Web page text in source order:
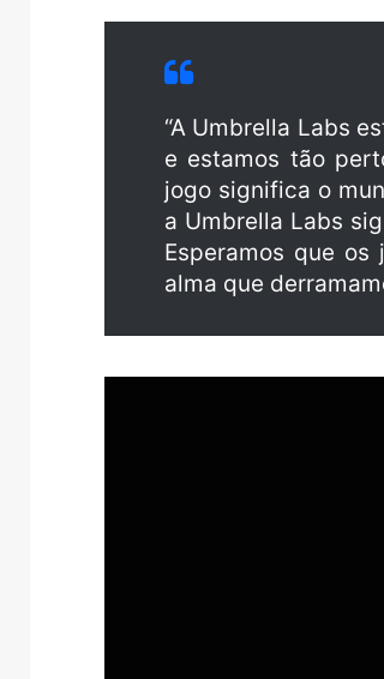
“A Umbrella Labs
e estamos tão
jogo significa o
a Umbrella Labs
Esperamos que
alma que